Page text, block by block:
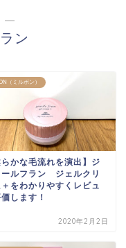
―
ン
（ミルボン）
らかな毛流れを演出】ジ
ールフラン ジェルクリ
＋をわかりやすくレビュ
します！
2020年2月2日